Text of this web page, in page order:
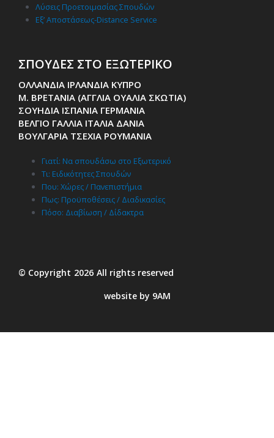
Λύσεις Προετοιμασίας Σπουδών
Εξ’ Αποστάσεως-Distance Service
ΣΠΟΥΔΕΣ ΣΤΟ ΕΞΩΤΕΡΙΚΟ
ΟΛΛΑΝΔΙΑ ΙΡΛΑΝΔΙΑ ΚΥΠΡΟ
Μ. ΒΡΕΤΑΝΙΑ (ΑΓΓΛΙΑ ΟΥΑΛΙΑ ΣΚΩΤΙΑ)
ΣΟΥΗΔΙΑ ΙΣΠΑΝΙΑ ΓΕΡΜΑΝΙΑ
ΒΕΛΓΙΟ ΓΑΛΛΙΑ ΙΤΑΛΙΑ ΔΑΝΙΑ
ΒΟΥΛΓΑΡΙΑ ΤΣΕΧΙΑ ΡΟΥΜΑΝΙΑ
Γιατί: Nα σπουδάσω στο Εξωτερικό
Τι: Ειδικότητες Σπουδών
Που: Χώρες / Πανεπιστήμια
Πως: Προϋποθέσεις / Διαδικασίες
Πόσο: Διαβίωση / Δίδακτρα
© Copyright 2026 All rights reserved
website by 9AM